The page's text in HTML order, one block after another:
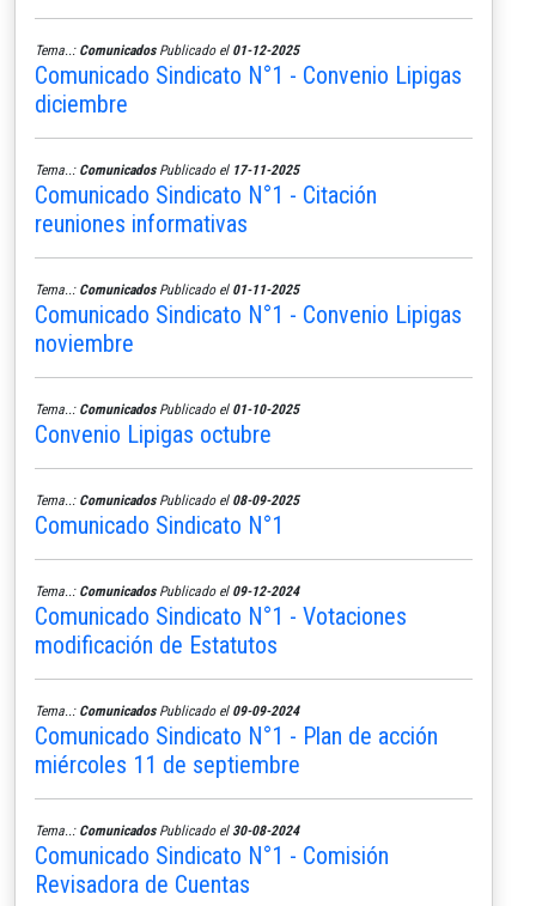
Tema..: ComunicadosPublicado el 01-12-2025
Comunicado Sindicato N°1 - Convenio Lipigas
diciembre
Tema..: ComunicadosPublicado el 17-11-2025
Comunicado Sindicato N°1 - Citación
reuniones informativas
Tema..: ComunicadosPublicado el 01-11-2025
Comunicado Sindicato N°1 - Convenio Lipigas
noviembre
Tema..: ComunicadosPublicado el 01-10-2025
Convenio Lipigas octubre
Tema..: ComunicadosPublicado el 08-09-2025
Comunicado Sindicato N°1
Tema..: ComunicadosPublicado el 09-12-2024
Comunicado Sindicato N°1 - Votaciones
modificación de Estatutos
Tema..: ComunicadosPublicado el 09-09-2024
Comunicado Sindicato N°1 - Plan de acción
miércoles 11 de septiembre
Tema..: ComunicadosPublicado el 30-08-2024
Comunicado Sindicato N°1 - Comisión
Revisadora de Cuentas